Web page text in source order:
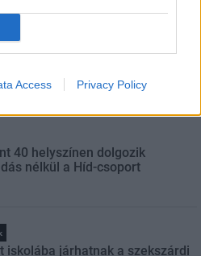
Access Privacy Policy
Pécs, Budapest-Szolnok:
40 helyszínen dolgozik
nélkül a Híd-csoport
iskolába járhatnak a szekszárdi